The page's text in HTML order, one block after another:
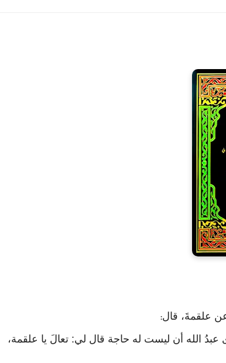
علقمةَ، قال:
عبدُ الله أن ليست له حاجة قال لي: تعالَ يا علقمة،